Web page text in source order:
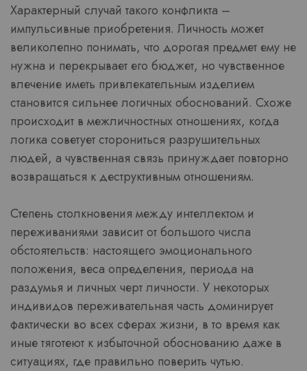
Характерный случай такого конфликта –
импульсивные приобретения. Личность может
великолепно понимать, что дорогая предмет ему не
нужна и перекрывает его бюджет, но чувственное
влечение иметь привлекательным изделием
становится сильнее логичных обоснований. Схоже
происходит в межличностных отношениях, когда
логика советует сторониться разрушительных
людей, а чувственная связь принуждает повторно
возвращаться к деструктивным отношениям.
Степень столкновения между интеллектом и
переживаниями зависит от большого числа
обстоятельств: настоящего эмоционального
положения, веса определения, периода на
раздумья и личных черт личности. У некоторых
индивидов переживательная часть доминирует
фактически во всех сферах жизни, в то время как
иные тяготеют к избыточной обоснованию даже в
ситуациях, где правильно поверить чутью.